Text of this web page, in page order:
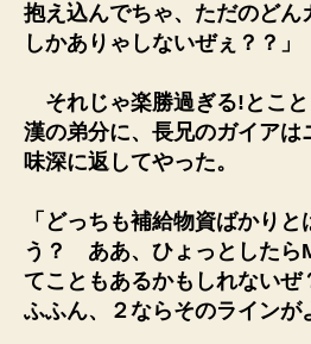
抱え込んでちゃ、ただのどん
しかありゃしないぜぇ？？」
それじゃ楽勝過ぎる!とこ
漢の弟分に、長兄のガイアは
味深に返してやった。
「どっちも補給物資ばかり
う？ ああ、ひょっとしたら
てこともあるかもしれない
ふふん、２ならそのライン